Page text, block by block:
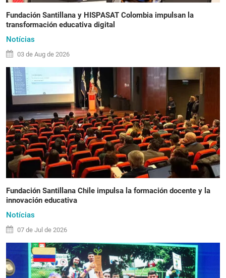
Fundación Santillana y HISPASAT Colombia impulsan la
transformación educativa digital
Notícias
03 de Aug de 2026
Fundación Santillana Chile impulsa la formación docente y la
innovación educativa
Notícias
07 de Jul de 2026